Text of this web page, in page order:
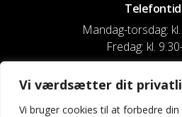
Vi værdsætter dit
Vi bruger cookies til at forbedre
Mandag-torsdag:
Fredag: kl.
CVR nr.
Reg. & Kontonr.: